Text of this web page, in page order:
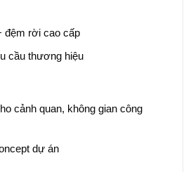
đệm rời cao cấp
cầu thương hiệu
cảnh quan, không gian công
dự án